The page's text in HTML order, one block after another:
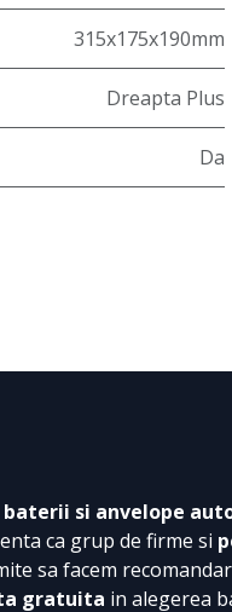
315x175x190mm
Dreapta Plus
Da
si anvelope
ca grup de firme si
sa facem
gratuita in alegerea